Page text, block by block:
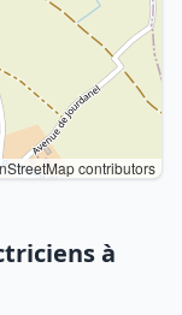
contributors
à